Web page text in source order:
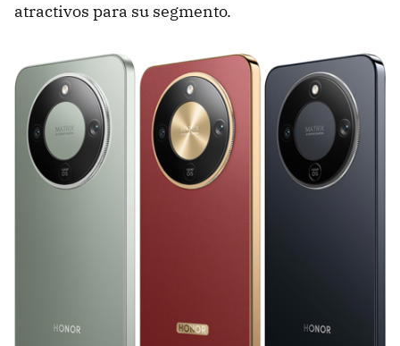
atractivos para su segmento.